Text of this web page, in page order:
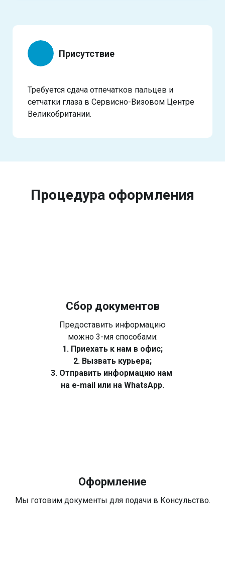
Присутствие
Требуется сдача отпечатков пальцев и
сетчатки глаза в Сервисно-Визовом Центре
Великобритании.
Процедура оформления
Сбор документов
Предоставить информацию
можно 3-мя способами:
1. Приехать к нам в офис;
2. Вызвать курьера;
3. Отправить информацию нам
на e-mail или на WhatsApp.
Оформление
Мы готовим документы для подачи в Консульство.